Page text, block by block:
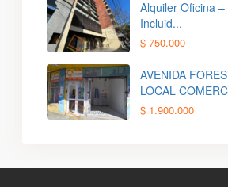
Alquiler Oficina
Incluid...
$ 750.000
AVENIDA
LOCAL
$ 1.900.000